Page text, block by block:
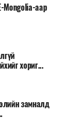
Mongolia-аар
хориг...
замналд